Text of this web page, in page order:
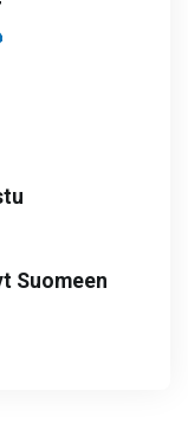
Suomeen